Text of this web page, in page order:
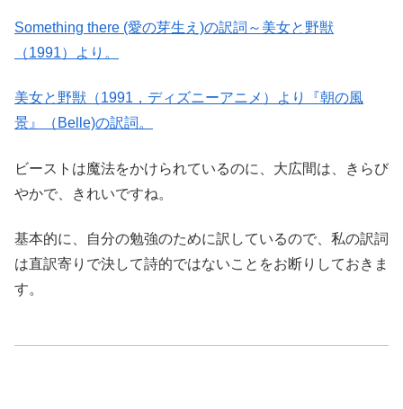
Something there (愛の芽生え)の訳詞～美女と野獣
（1991）より。
美女と野獣（1991，ディズニーアニメ）より『朝の風
景』（Belle)の訳詞。
ビーストは魔法をかけられているのに、大広間は、きらび
やかで、きれいですね。
基本的に、自分の勉強のために訳しているので、私の訳詞
は直訳寄りで決して詩的ではないことをお断りしておきま
す。